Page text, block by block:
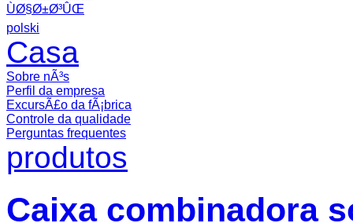
ÙØ§Ø±Ø³ÛŒ
polski
Casa
Sobre nÃ³s
Perfil da empresa
ExcursÃ£o da fÃ¡brica
Controle da qualidade
Perguntas frequentes
produtos
Caixa combinadora